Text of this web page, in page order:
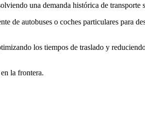
una demanda histórica de transporte
de autobuses o coches particulares para
los tiempos de traslado y
la frontera.